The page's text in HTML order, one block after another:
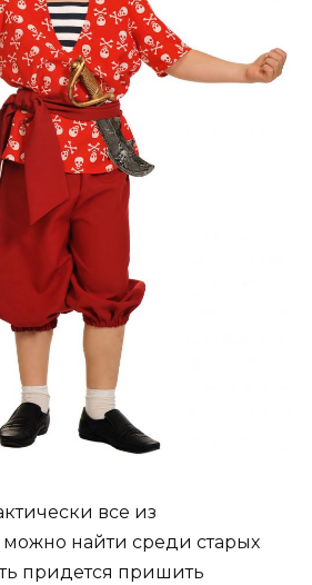
все из
найти среди старых
придется пришить